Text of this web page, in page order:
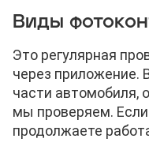
Виды
Это регулярная
через приложение.
части автомобиля,
мы проверяем.
продолжаете